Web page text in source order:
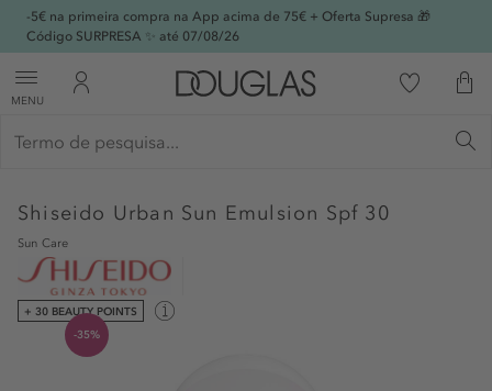
-5€ na primeira compra na App acima de 75€ + Oferta Supresa 🎁
Código SURPRESA ✨ até 07/08/26
MENU
Shiseido Urban Sun Emulsion Spf 30
Sun Care
+ 30 BEAUTY POINTS
-35%